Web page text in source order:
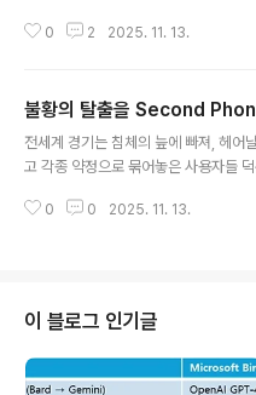
도화선 역할을 한 것이 모바일 ESPN
등을 다양한 플랫폼을 통해 사용자에게
obile ESPN은 현재는 큰 성공을 거두
서비스, V Cast 등의 서비스로 많은 사
던 서비스 사업자 Verizon과 다양한 컨
0 2 2025. 11. 13.
불황의 탈출을 Second
전세계 경기는 침체의 늪에 빠져, 헤어
고 각종 약정으로 묶어놓은 사용자들
말 벤더들은 내년도 목표치를 하향 조절
에서 말하는 Second Phone이란 무선
모든 단말을 말하는 것이다. '1인
핸드폰 시장 자체는 zero sum 시장으
적이었다. 이러한 공식이 미국에서 먼저
0 0 2025. 11. 13.
이 블로그 인기글